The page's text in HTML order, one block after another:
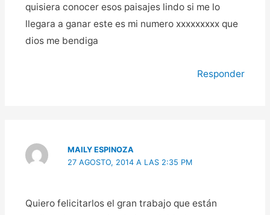
quisiera conocer esos paisajes lindo si me lo
llegara a ganar este es mi numero xxxxxxxxx que
dios me bendiga
Responder
MAILY ESPINOZA
27 AGOSTO, 2014 A LAS 2:35 PM
Quiero felicitarlos el gran trabajo que están